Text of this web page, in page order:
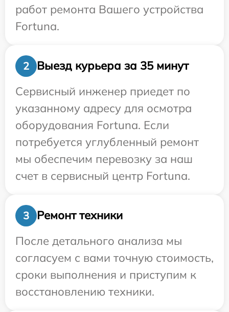
работ ремонта Вашего устройства
Fortuna.
2
Выезд курьера за 35 минут
Сервисный инженер приедет по
указанному адресу для осмотра
оборудования Fortuna. Если
потребуется углубленный ремонт
мы обеспечим перевозку за наш
счет в сервисный центр Fortuna.
3
Ремонт техники
После детального анализа мы
согласуем с вами точную стоимость,
сроки выполнения и приступим к
восстановлению техники.